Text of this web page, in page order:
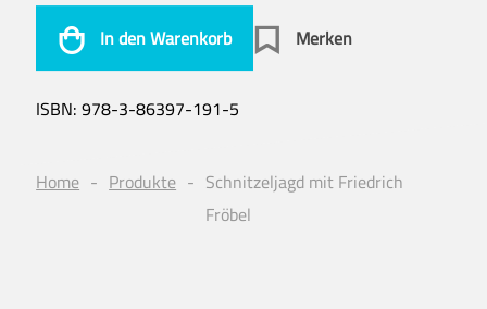
In den Warenkorb Merken
ISBN:978-3-86397-191-5
Home Produkte
Schnitzeljagd mit Friedrich
Fröbel